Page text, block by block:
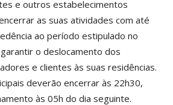
e outros estabelecimentos
as suas atividades com até
ao período estipulado no
o deslocamento dos
e clientes às suas residências.
deverão encerrar às 22h30,
às 05h do dia seguinte.